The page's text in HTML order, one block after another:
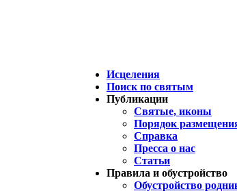
Исцеления
Поиск по святым
Публикации
Святые, иконы
Порядок
Справка
Пресса о нас
Статьи
Правила и обустройство
Обустройство